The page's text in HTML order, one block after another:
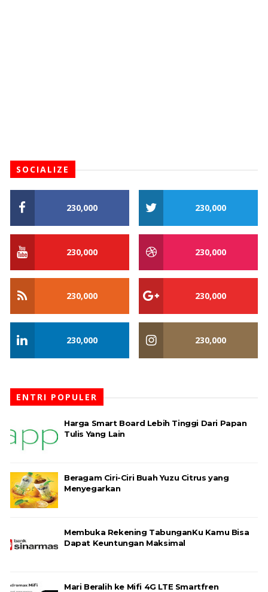
SOCIALIZE
230,000 230,000
230,000 230,000
230,000 230,000
230,000 230,000
ENTRI POPULER
Harga Smart Board Lebih Tinggi Dari Papan
Tulis Yang Lain
Beragam Ciri-Ciri Buah Yuzu Citrus yang
Menyegarkan
Membuka Rekening TabunganKu Kamu Bisa
Dapat Keuntungan Maksimal
Mari Beralih ke Mifi 4G LTE Smartfren